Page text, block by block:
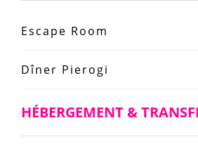
Escape Room
Dîner Pierogi
HÉBERGEMENT &